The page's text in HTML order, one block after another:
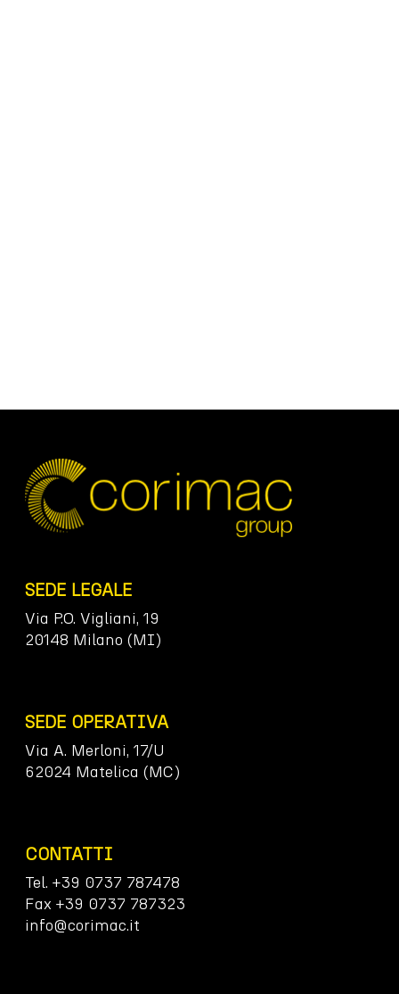
SEDE LEGALE
Via P.O. Vigliani, 19
20148 Milano (MI)
SEDE OPERATIVA
Via A. Merloni, 17/U
62024 Matelica (MC)
CONTATTI
Tel. +39 0737 787478
Fax +39 0737 787323
info@corimac.it